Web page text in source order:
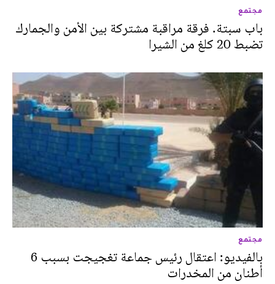
مجتمع
باب سبتة. فرقة مراقبة مشتركة بين الأمن والجمارك
تضبط 20 كلغ من الشيرا
مجتمع
بالفيديو: اعتقال رئيس جماعة تغجيجت بسبب 6
أطنان من المخدرات